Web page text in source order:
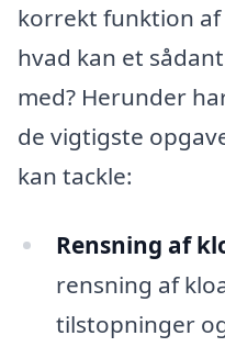
korrekt funktion
hvad kan et
med? Herunder
de vigtigste
kan tackle:
Rensning af
rensning af
tilstopninger